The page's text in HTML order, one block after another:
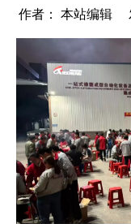
作者： 本站编辑